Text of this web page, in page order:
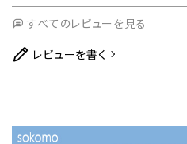
すべてのレビューを見る
レビューを書く